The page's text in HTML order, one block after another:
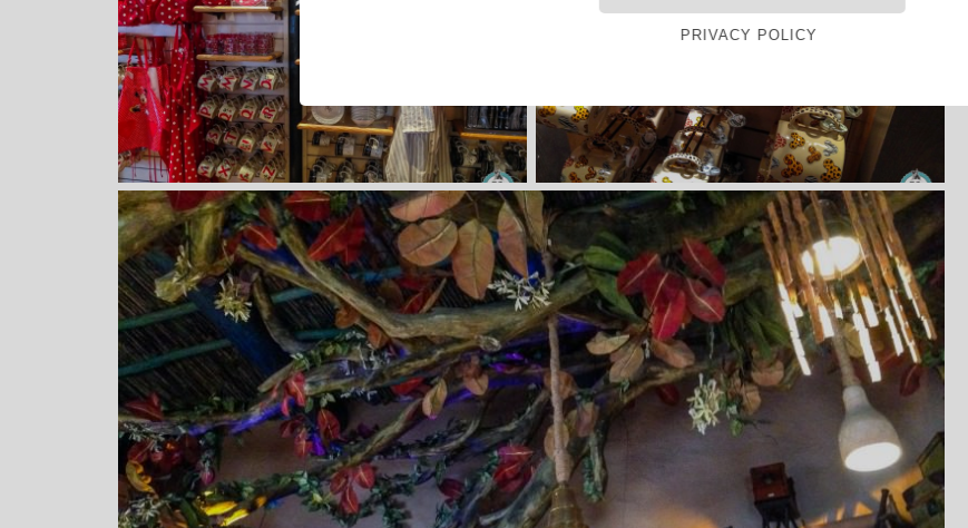
PRIVACY POLICY